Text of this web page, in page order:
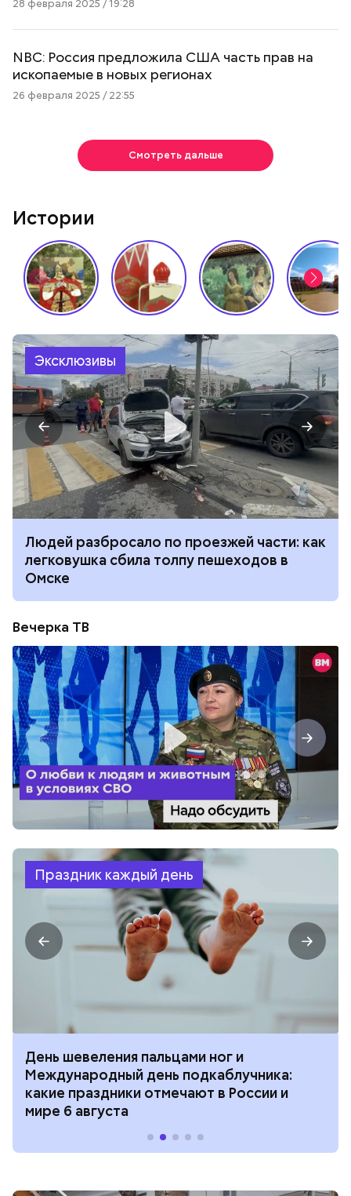
28 февраля 2025 / 19:28
NBC: Россия предложила США часть прав на
ископаемые в новых регионах
26 февраля 2025 / 22:55
Смотреть дальше
Истории
Эксклюзивы
Людей разбросало по проезжей части: как
легковушка сбила толпу пешеходов в
Омске
Вечерка ТВ
Праздник каждый день
День шевеления пальцами ног и
Международный день подкаблучника:
какие праздники отмечают в России и
мире 6 августа